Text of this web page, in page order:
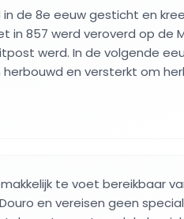
in de 8e eeuw gesticht en
in 857 werd veroverd op de
werd. In de volgende
en versterkt om
te voet bereikbaar
en vereisen geen